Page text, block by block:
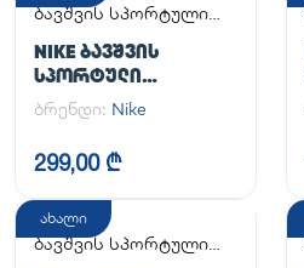
ბავშვის სპორტული
NIKE ᲑᲐᲕᲨᲕᲘᲡ
ᲡᲞᲝᲠᲢᲣᲚᲘ
ᲤᲔᲮᲡᲐᲪᲛᲔᲚᲘ AIR
FORCE 1 LE (GS)
ბრენდი: Nike
299,00 ₾
ახალი
ბავშვის სპორტული